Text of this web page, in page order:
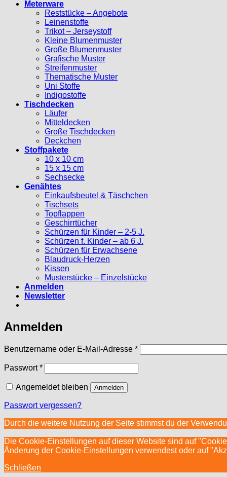
Meterware
Reststücke – Angebote
Leinenstoffe
Trikot – Jerseystoff
Kleine Blumenmuster
Große Blumenmuster
Grafische Muster
Streifenmuster
Thematische Muster
Uni Stoffe
Indigostoffe
Tischdecken
Läufer
Mitteldecken
Große Tischdecken
Deckchen
Stoffpakete
10 x 10 cm
15 x 15 cm
Sechsecke
Genähtes
Einkaufsbeutel & Täschchen
Tischsets
Topflappen
Geschirrtücher
Schürzen für Kinder – 2-5 J.
Schürzen f. Kinder – ab 6 J.
Schürzen für Erwachsene
Blaudruck-Herzen
Kissen
Musterstücke – Einzelstücke
Anmelden
Newsletter
Anmelden
Benutzername oder E-Mail-Adresse *Erforderlich
Passwort*Erforderlich
Angemeldet bleiben Anmelden
Passwort vergessen?
Durch die weitere Nutzung der Seite stimmst du der
Die Cookie-Einstellungen auf dieser Website sind auf
Änderung der Cookie-Einstellungen verwendest oder auf
Schließen